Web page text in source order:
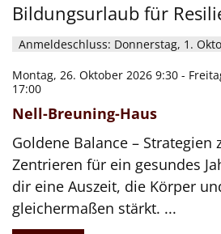
Bildungsurlaub für
Anmeldeschluss: Donnerstag, 1.
Montag, 26. Oktober 2026 9:30 -
17:00
Nell-Breuning-Haus
Goldene Balance – Strategien
Zentrieren für ein gesundes
dir eine Auszeit, die Körper
gleichermaßen stärkt. ...